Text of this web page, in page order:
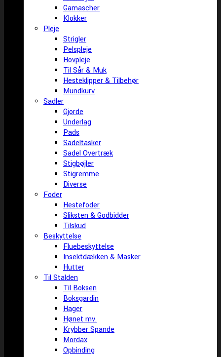
Gamascher
Klokker
Pleje
Strigler
Pelspleje
Hovpleje
Til Sår & Muk
Hesteklipper & Tilbehør
Mundkurv
Sadler
Gjorde
Underlag
Pads
Sadeltasker
Sadel Overtræk
Stigbøjler
Stigremme
Diverse
Foder
Hestefoder
Sliksten & Godbidder
Tilskud
Beskyttelse
Fluebeskyttelse
Insektdækken & Masker
Hutter
Til Stalden
Til Boksen
Boksgardin
Hager
Hønet mv.
Krybber Spande
Mordax
Opbinding